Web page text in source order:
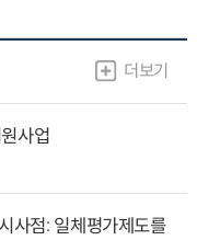
더보기
사업
사점: 일체평가제도를